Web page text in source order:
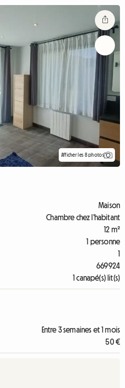
Afficher les 8 photos
Maison
Chambre chez l'habitant
12 m²
1 personne
1
669924
1 canapé(s) lit(s)
Entre 3 semaines et 1 mois
50 €